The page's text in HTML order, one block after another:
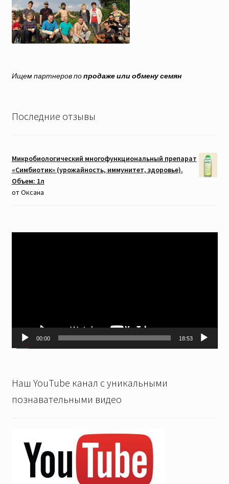
Ищем партнеров попродаже или обмену семян
Последние отзывы
Микробиологический многофункциональный препарат
«Симбиотик» (урожайность, иммунитет, здоровье).
Объем: 1л
от Оксана
00:00 18:53
Наш YouTube канал с уникальными
познавательными видео